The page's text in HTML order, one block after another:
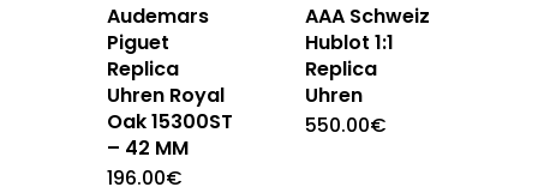
Audemars
Piguet
Replica
Uhren Royal
Oak 15300ST
– 42 MM
196.00€
AAA Schweiz
Hublot 1:1
Replica
Uhren
550.00€